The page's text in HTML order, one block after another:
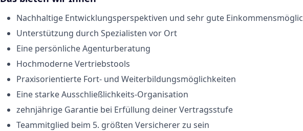
Nachhaltige Entwicklungsperspektiven und sehr gute
Unterstützung durch Spezialisten vor Ort
Eine persönliche Agenturberatung
Hochmoderne Vertriebstools
Praxisorientierte Fort- und Weiterbildungsmöglichkeiten
Eine starke Ausschließlichkeits-Organisation
zehnjährige Garantie bei Erfüllung deiner Vertragsstufe
Teammitglied beim 5. größten Versicherer zu sein